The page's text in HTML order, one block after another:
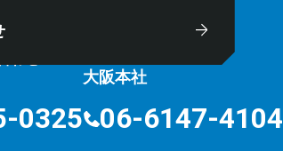
0325
大阪本社
06-6147-4104